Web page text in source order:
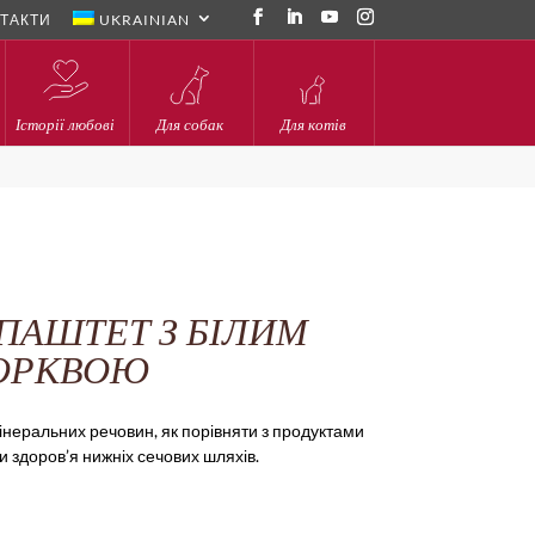
UKRAINIAN
Історії любові Для собак Для котів
З БІЛИМ
речовин, як порівняти з продуктами
нижніх сечових шляхів.